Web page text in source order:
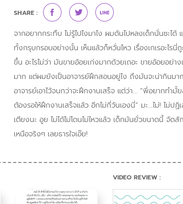
SHARE :
จากอยากกระทืบ ไม่รู้ไปไงมาไง ผมดันไปหลงเด็กนั่นซะได้
ทั้งกรุบกรอบอย่างนั้น เห็นแล้วก็หวั่นไหว เรื่องเกเรอะไร
ขึ้น อะไรไม่ว่า มันขายอ้อยเก่งมากด้วยเถอะ ขายอ้อยอย่า
มาก แต่ผมยังเป็นอาจารย์ฝึกสอนอยู่ไง ถึงมันจะน่ากิน
อาจารย์เอาไว้จนกว่าจะฝึกงานเสร็จ แต่ว่า... “พี่อยากทำมั้ย
ต้องรอให้ฝึกงานเสร็จแล้ว อีกไม่กี่วันเองนี่” มะ...ไม่! ไม่ป
เตียงนะ อูย ไม่ได้ไม่โดนไม่ไหวแล้ว เด็กมันยั่วขนาดนี้ จัด
เหนือจริงๆ เลยธารใจเอ๊ย!
VIDEO REVIEW :